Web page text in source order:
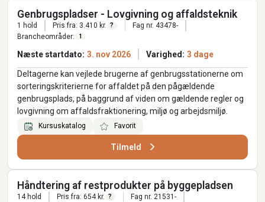
Genbrugspladser - Lovgivning og affaldsteknik
1 hold Pris fra: 3.410 kr. ?
Fag nr. 43478-
Brancheområder:
1
Næste startdato: 3. nov 2026 Varighed: 3 dage
Deltagerne kan vejlede brugerne af genbrugsstationerne om
sorteringskriterierne for affaldet på den pågældende
genbrugsplads, på baggrund af viden om gældende regler og
lovgivning om affaldsfraktionering, miljø og arbejdsmiljø.
Kursuskatalog Favorit
Tilmeld
Håndtering af restprodukter på byggepladsen
14 hold Pris fra: 654 kr. ?
Fag nr. 21531-